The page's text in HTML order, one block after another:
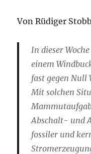
Von Rüdiger
In dieser
einem
fast gegen Null
Mit solchen
Abschalt- und
fossiler und